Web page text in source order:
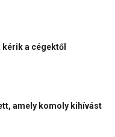
kérik a cégektől
amely komoly kihívást